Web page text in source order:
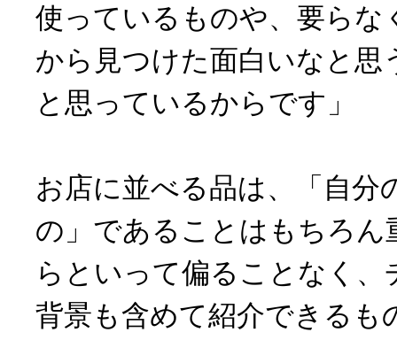
使っているものや、要らな
から見つけた面白いなと思
と思っているからです」
お店に並べる品は、「自分
の」であることはもちろん
らといって偏ることなく
背景も含めて紹介できるも